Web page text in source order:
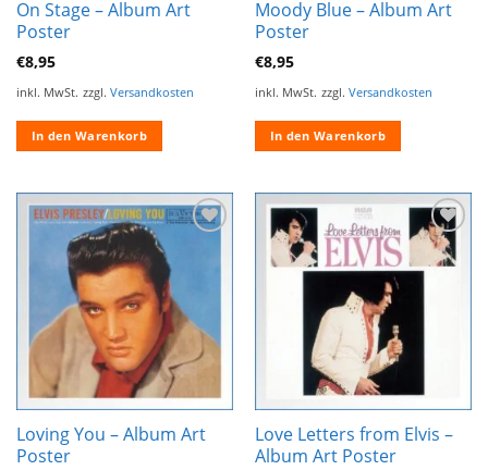
On Stage – Album Art
Poster
€8,95
inkl. MwSt. zzgl. Versandkosten
In den Warenkorb
Moody Blue – Album Art
Poster
€8,95
inkl. MwSt. zzgl. Versandkosten
In den Warenkorb
Wunschliste
hinzufügen
Loving You – Album Art
Poster
Zur
Wunschliste
hinzufügen
Love Letters from Elvis –
Album Art Poster